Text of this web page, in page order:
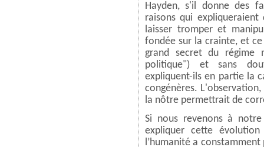
Hayden, s'il donne des
raisons qui
laisser tromper et
fondée sur la crainte, et
grand secret du régime
politique") et sans
expliquent-ils en partie la
congénères.
la nôtre permettrait de
Si nous revenons à
expliquer cette
l’humanité a